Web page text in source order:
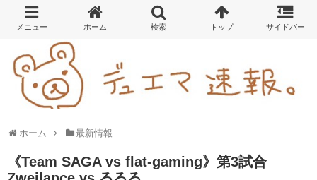
ホーム 最新情報
《Team SAGA vs flat-gaming》第3試合